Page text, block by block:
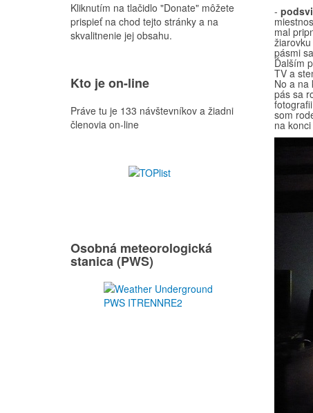
-
mal
pásmi
Ďalším
TV a
No a na
pás sa
som
na
Kliknutím na tlačidlo "Donate" môžete
prispieť na chod tejto stránky a na
skvalitnenie jej obsahu.
Kto je on-line
Práve tu je 133 návštevníkov a žiadni
členovia on-line
Osobná meteorologická
stanica (PWS)